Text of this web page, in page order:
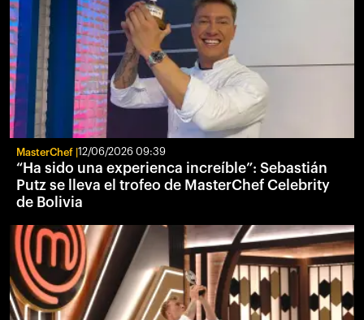
MasterChef 12/06/2026 09:39
“Ha sido una experienca increíble”: Sebastián
Putz se lleva el trofeo de MasterChef Celebrity
de Bolivia